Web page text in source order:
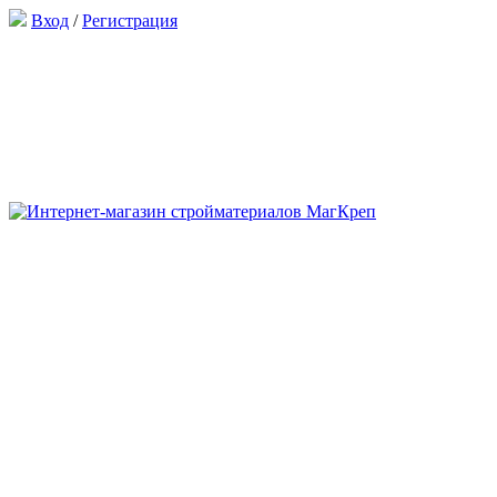
Вход /Регистрация